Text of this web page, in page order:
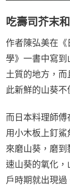
吃壽司芥末
作者陳弘美在
學》一書中寫
土質的地方，
此新鮮的山葵不
而日本料理師
用小木板上釘鯊
來磨山葵，磨
速山葵的氧化
戶時期就出現過